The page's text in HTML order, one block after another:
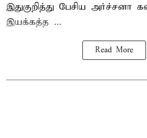
இதுகுறித்து பேசிய அர்ச்சனா
இயக்கத்த ...
Read More